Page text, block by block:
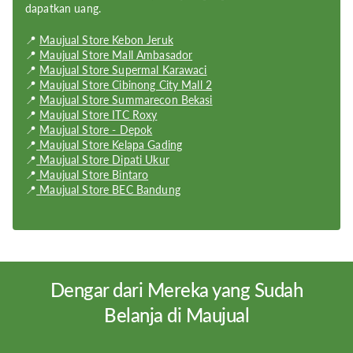
Chips:Apple A8 (20 nm
Memory:1GB
Capacity:128GB;64GB;16GB;32GB
Resolution:750 x 1334 pixels
Display Size:4.7 inch
Display Type:IPS LCD
Maximum OS Supported: iOS 12
dapatkan uang.
📍 Maujual Store Kebon Jeruk
📍 Maujual Store Mall Ambasador
📍 Maujual Store Supermal Karawaci
📍 Maujual Store Cibinong City Mall 2
📍 Maujual Store Summarecon Bekasi
📍 Maujual Store ITC Roxy
📍 Maujual Store - Depok
📍 Maujual Store Kelapa Gading
📍 Maujual Store Dipati Ukur
📍 Maujual Store Bintaro
📍 Maujual Store BEC Bandung
Dengar dari Mereka yang Sudah
Belanja di Maujual